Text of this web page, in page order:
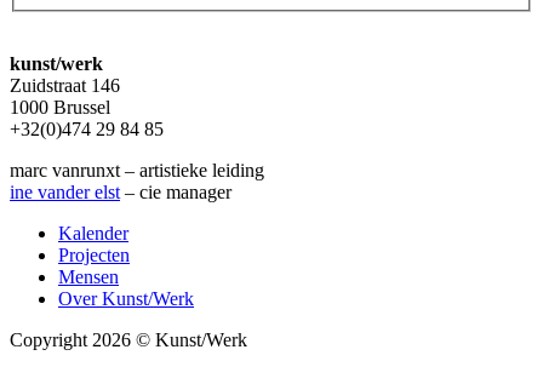
kunst/werk
Zuidstraat 146
1000 Brussel
+32(0)474 29 84 85
marc vanrunxt – artistieke leiding
ine vander elst– cie manager
Kalender
Projecten
Mensen
Over Kunst/Werk
Copyright 2026 © Kunst/Werk